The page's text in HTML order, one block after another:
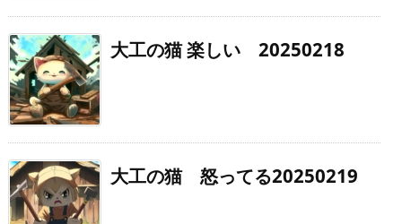
大工の猫 楽しい 20250218
大工の猫 怒ってる20250219